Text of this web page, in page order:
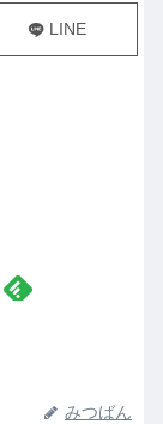
LINE
みつばん